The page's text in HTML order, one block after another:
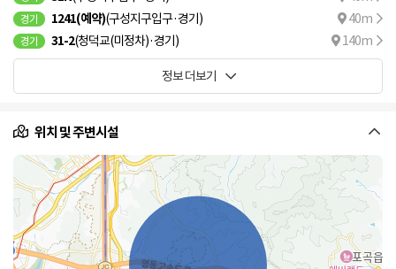
경기 1241(예약)(구성지구입구·경기) 40m
경기 31-2(청덕교(미정차)·경기) 140m
정보 더보기
위치 및 주변시설